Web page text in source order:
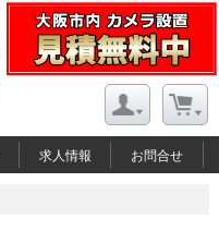
求人情報 お問合せ